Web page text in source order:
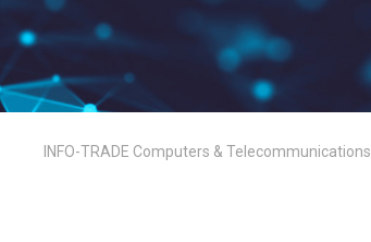
INFO-TRADE Computers & Telecommunications